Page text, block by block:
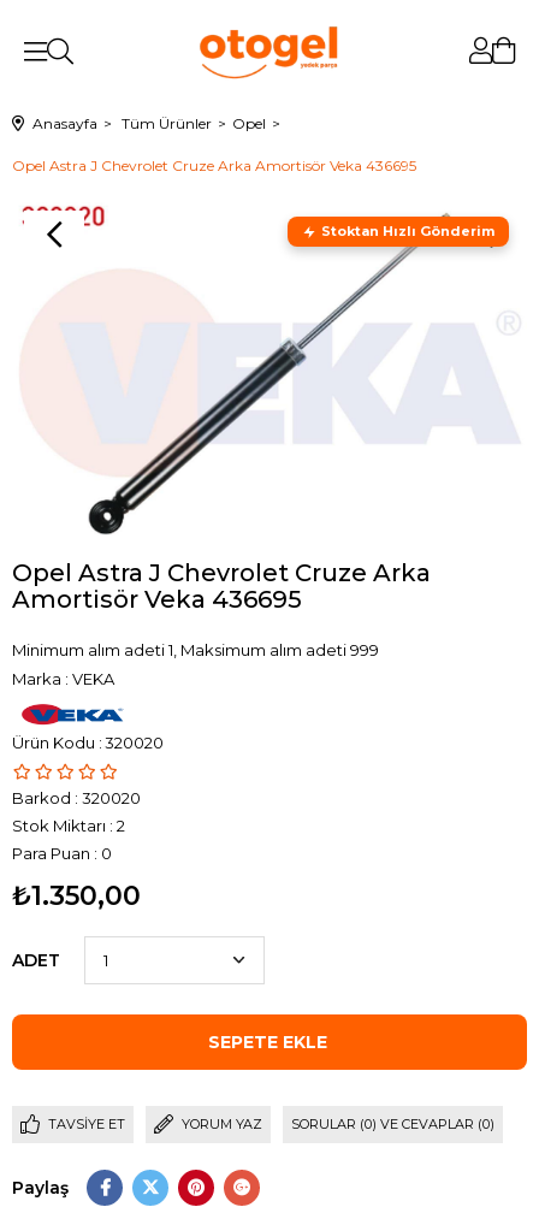
Anasayfa Tüm Ürünler Opel
Opel Astra J Chevrolet Cruze Arka Amortisör Veka 436695
Stoktan Hızlı Gönderim
Opel Astra J Chevrolet Cruze Arka
Amortisör Veka 436695
Minimum alım adeti 1, Maksimum alım adeti 999
Marka : VEKA
320020
Barkod : 320020
Stok Miktarı : 2
Para Puan : 0
₺1.350,00
ADET
TAVSIYE ET YORUM YAZ SORULAR (0) VE CEVAPLAR (0)
Paylaş